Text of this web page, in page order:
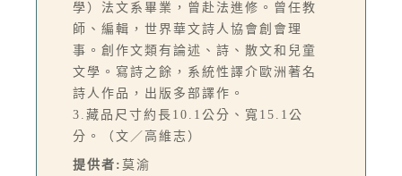
學）法文系畢業，曾赴法進修。曾任教
師、編輯，世界華文詩人協會創會理
事。創作文類有論述、詩、散文和兒童
文學。寫詩之餘，系統性譯介歐洲著名
詩人作品，出版多部譯作。
3.藏品尺寸約長10.1公分、寬15.1公
分。（文／高維志）
提供者: 莫渝